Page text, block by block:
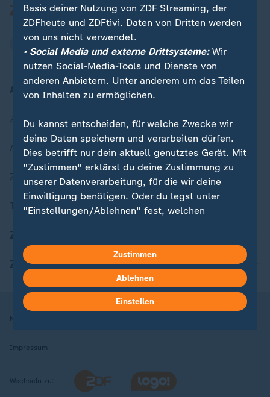
Aktuell bei ZDFheute
Zuletzt veröffentlicht
Aktuelle Sendungs-Videos
ZDFheute Stories
Themen im Überblick
ZDFheute Apps
Nutzungsbedingungen
Impressum
Wechseln zu:
Basis deiner Nutzung von ZDF Streaming, der
ZDFheute und ZDFtivi. Daten von Dritten werden
von uns nicht verwendet.
• Social Media und externe Drittsysteme:Wir
nutzen Social-Media-Tools und Dienste von
anderen Anbietern. Unter anderem um das Teilen
von Inhalten zu ermöglichen.
Du kannst entscheiden, für welche Zwecke wir
deine Daten speichern und verarbeiten dürfen.
Dies betrifft nur dein aktuell genutztes Gerät. Mit
"Zustimmen" erklärst du deine Zustimmung zu
unserer Datenverarbeitung, für die wir deine
Einwilligung benötigen. Oder du legst unter
"Einstellungen/Ablehnen" fest, welchen
kannst du jederzeit mit Wirkung für die Zukunft
in deinen Einstellungen widerrufen oder ändern.
Hier findest du das Impressum.
Weitere Informationen findest du in unserer
Zustimmen
Ablehnen
Einstellen